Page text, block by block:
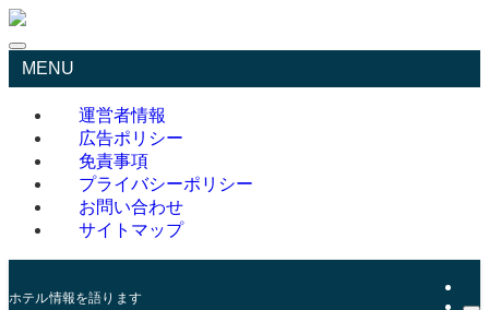
MENU
運営者情報
広告ポリシー
免責事項
プライバシーポリシー
お問い合わせ
サイトマップ
ホテル情報を語ります